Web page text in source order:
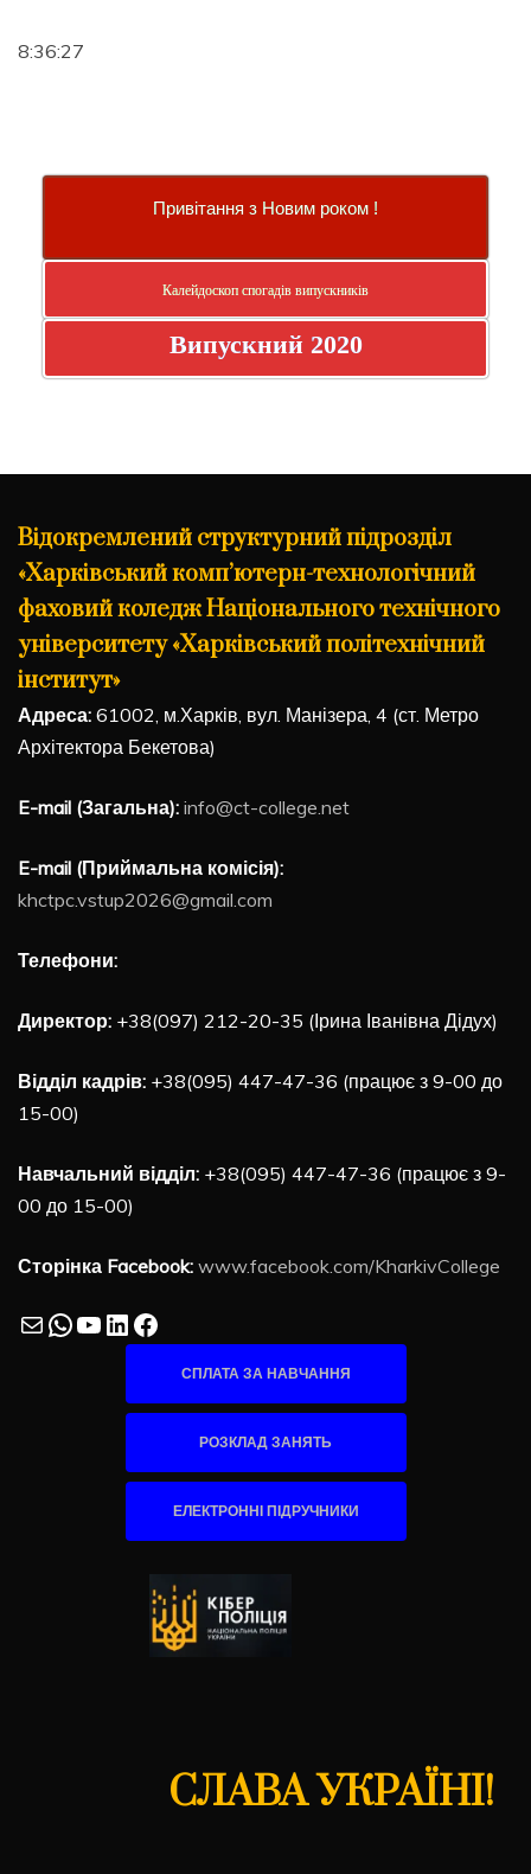
8:36:28
Привітання з Новим роком !
Калейдоскоп спогадів випускників
Випускний 2020
Відокремлений структурний підрозділ
«Харківський комп’ютерн-технологічний
фаховий коледж Національного технічного
університету «Харківський політехнічний
інститут»
Адреса: 61002, м.Харків, вул. Манізера, 4 (ст. Метро
Архітектора Бекетова)
E-mail (Загальна): info@ct-college.net
E-mail (Приймальна комісія):
khctpc.vstup2026@gmail.com
Телефони:
Директор: +38(097) 212-20-35 (Ірина Іванівна Дідух)
Відділ кадрів: +38(095) 447-47-36 (працює з 9-00 до
15-00)
Навчальний відділ: +38(095) 447-47-36 (працює з 9-
00 до 15-00)
Сторінка Facebook: www.facebook.com/KharkivCollege
MailWhatsApp
YouTube
LinkedIn
Facebook
СПЛАТА ЗА НАВЧАННЯ
РОЗКЛАД ЗАНЯТЬ
ЕЛЕКТРОННІ ПІДРУЧНИКИ
СЛАВА УКРАЇНІ!